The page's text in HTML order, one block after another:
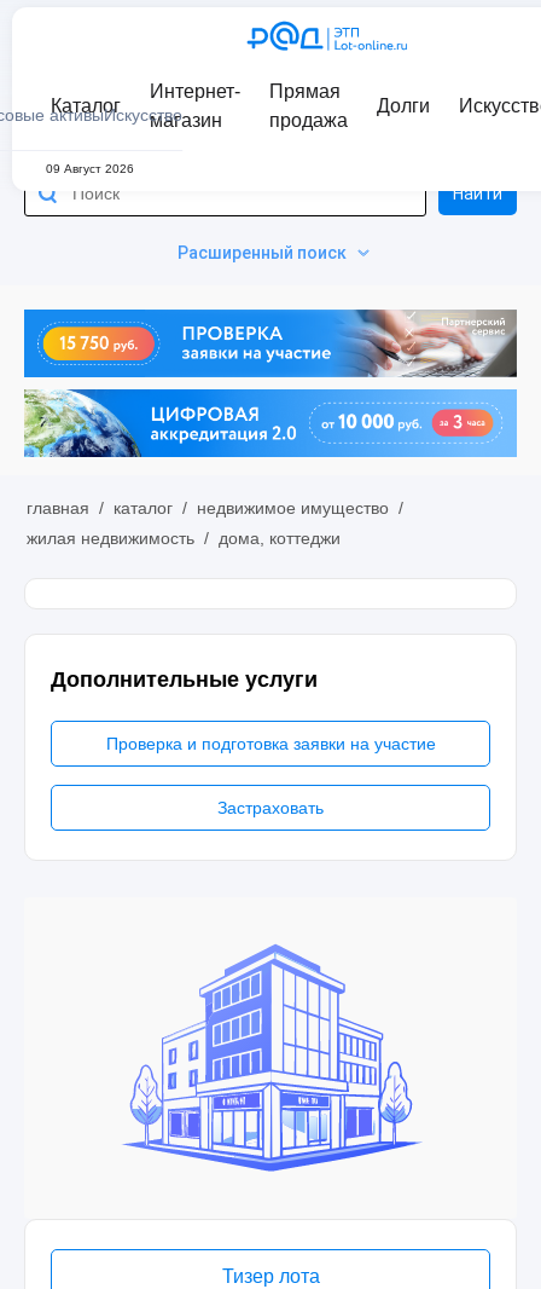
активыИскусство
Каталог
Интернет-
магазин
Прямая
продажа
Долги
09 Август 2026
Расширенный поиск
Найти
главная / каталог / недвижимое имущество /
жилая недвижимость / дома, коттеджи
Дополнительные услуги
Проверка и подготовка заявки на участие
Застраховать
Тизер лота